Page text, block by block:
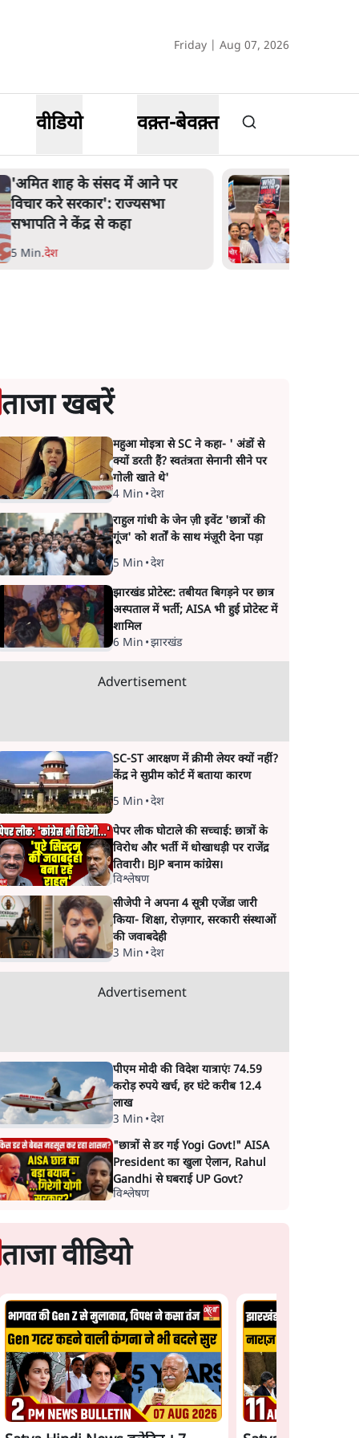
Friday | Aug 07, 2026
वीडियो वक़्त-बेवक़्त
शाह के ख़िलाफ़ संसद में विपक्ष का
मार्च, 'गृह मंत्री मुंह छुपा रहे हैं क्योंकि
वो छात्रों के गुनहगार हैं'
5 Min.देश
ताजा खबरें
महुआ मोइत्रा से SC ने कहा- ' अंडों से
क्यों डरती हैं? स्वतंत्रता सेनानी सीने पर
गोली खाते थे'
4 Min •देश
राहुल गांधी के जेन ज़ी इवेंट 'छात्रों की
गूंज' को शर्तों के साथ मंज़ूरी देना पड़ा
5 Min •देश
झारखंड प्रोटेस्ट: तबीयत बिगड़ने पर छात्र
अस्पताल में भर्ती; AISA भी हुई प्रोटेस्ट में
शामिल
6 Min •झारखंड
Advertisement
SC-ST आरक्षण में क्रीमी लेयर क्यों नहीं?
केंद्र ने सुप्रीम कोर्ट में बताया कारण
5 Min •देश
पेपर लीक घोटाले की सच्चाई: छात्रों के
विरोध और भर्ती में धोखाधड़ी पर राजेंद्र
तिवारी। BJP बनाम कांग्रेस।
विश्लेषण
सीजेपी ने अपना 4 सूत्री एजेंडा जारी
किया- शिक्षा, रोज़गार, सरकारी संस्थाओं
की जवाबदेही
3 Min •देश
Advertisement
पीएम मोदी की विदेश यात्राएंः 74.59
करोड़ रुपये खर्च, हर घंटे करीब 12.4
लाख
3 Min •देश
"छात्रों से डर गई Yogi Govt!" AISA
President का खुला ऐलान, Rahul
Gandhi से घबराई UP Govt?
विश्लेषण
ताजा वीडियो